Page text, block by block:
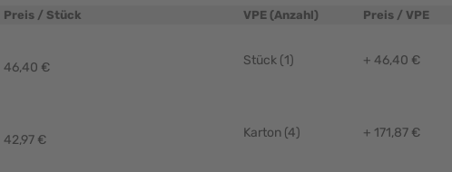
Preis / Stück VPE (Anzahl) Preis / VPE
46,40 € Stück (1) + 46,40 €
42,97 € Karton (4) + 171,87 €